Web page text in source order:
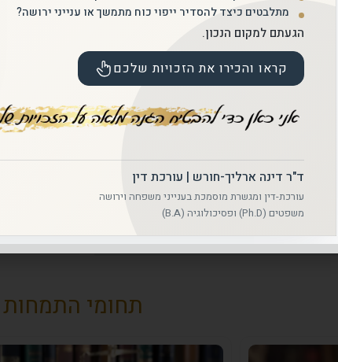
רחבה.
המשפט
ועומס רגשי מיותר.
משרד במיקום מרכזי – רח' החושלים 8, קומה 6, אגף צפוני, הרצליה
זמינה.
מקצועיות
ליווי
תחומי התמחות
מתלבטים כיצד להסדיר ייפוי כוח מתמשך או ענייני ירושה?
הגעתם למקום הנכון.
קראו והכירו את הזכויות שלכם
ד"ר דינה ארליך-חורש | עורכת דין
עורכת-דין ומגשרת מוסמכת בענייני משפחה וירושה
משפטים (Ph.D) ופסיכולוגיה (B.A)